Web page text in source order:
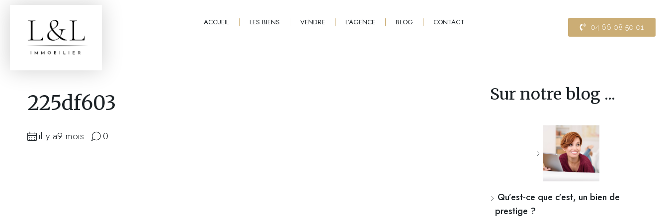
ACCUEIL LES BIENS VENDRE L’AGENCE BLOG CONTACT
04 66 08 50 01
225df603
il y a9 mois 0
Sur notre blog ...
Qu’est-ce que c’est, un bien de
prestige ?